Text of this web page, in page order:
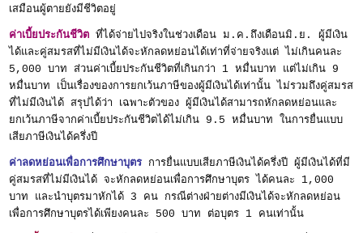
เสมือนผู้ตายยังมีชีวิตอยู่
ค่าเบี้ยประกันชีวิต ที่ได้จ่ายไปจริงในช่วงเดือน ม.ค.ถึงเดือนมิ.ย. ผู้มีเงิน
ได้และคู่สมรสที่ไม่มีเงินได้จะหักลดหย่อนได้เท่าที่จ่ายจริงแต่ ไม่เกินคนละ
5,000 บาท ส่วนค่าเบี้ยประกันชีวิตที่เกินกว่า 1 หมื่นบาท แต่ไม่เกิน 9
หมื่นบาท เป็นเรื่องของการยกเว้นภาษีของผู้มีเงินได้เท่านั้น ไม่รวมถึงคู่สมรส
ที่ไม่มีเงินได้ สรุปได้ว่า เฉพาะตัวของ ผู้มีเงินได้สามารถหักลดหย่อนและ
ยกเว้นภาษีจากค่าเบี้ยประกันชีวิตได้ไม่เกิน 9.5 หมื่นบาท ในการยื่นแบบ
เสียภาษีเงินได้ครึ่งปี
ค่าลดหย่อนเพื่อการศึกษาบุตร การยื่นแบบเสียภาษีเงินได้ครึ่งปี ผู้มีเงินได้ที่มี
คู่สมรสที่ไม่มีเงินได้ จะหักลดหย่อนเพื่อการศึกษาบุตร ได้คนละ 1,000
บาท และนำบุตรมาหักได้ 3 คน กรณีต่างฝ่ายต่างมีเงินได้จะหักลดหย่อน
เพื่อการศึกษาบุตรได้เพียงคนละ 500 บาท ต่อบุตร 1 คนเท่านั้น